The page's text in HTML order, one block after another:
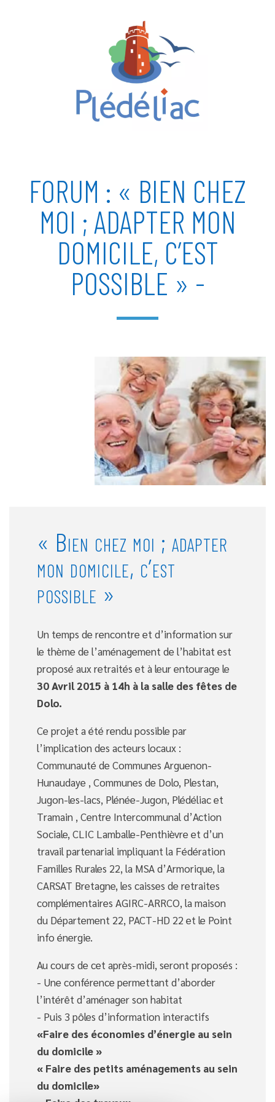
FORUM : « BIEN CHEZ
MOI ; ADAPTER MON
DOMICILE, C’EST
POSSIBLE » -
« Bien chez moi ; adapter
mon domicile, c’est
possible »
Un temps de rencontre et d’information sur
le thème de l’aménagement de l’habitat est
proposé aux retraités et à leur entourage le
30 Avril 2015 à 14h à la salle des fêtes de
Dolo.
Ce projet a été rendu possible par
l’implication des acteurs locaux :
Communauté de Communes Arguenon-
Hunaudaye , Communes de Dolo, Plestan,
Jugon-les-lacs, Plénée-Jugon, Plédéliac et
Tramain , Centre Intercommunal d’Action
Sociale, CLIC Lamballe-Penthièvre et d’un
travail partenarial impliquant la Fédération
Familles Rurales 22, la MSA d’Armorique, la
CARSAT Bretagne, les caisses de retraites
complémentaires AGIRC-ARRCO, la maison
du Département 22, PACT-HD 22 et le Point
info énergie.
Au cours de cet après-midi, seront proposés :
- Une conférence permettant d’aborder
l’intérêt d’aménager son habitat
- Puis 3 pôles d’information interactifs
«Faire des économies d’énergie au sein
du domicile »
« Faire des petits aménagements au sein
du domicile»